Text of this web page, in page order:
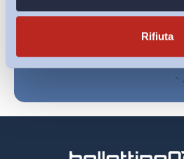
Rifiuta